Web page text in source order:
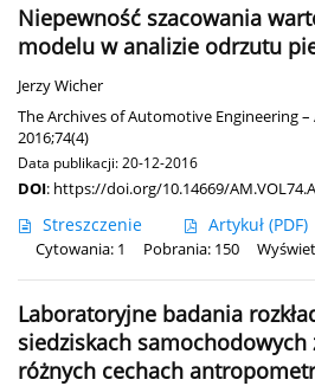
Niepewność szacowania
modelu w analizie odrzutu
Jerzy Wicher
The Archives of Automotive Engineering
2016;74(4)
Data publikacji: 20-12-2016
DOI: https://doi.org/10.14669/
Streszczenie Artykuł (PDF)
Cytowania: 1
Pobrania: 150
Laboratoryjne badania
siedziskach samochodowych
różnych cechach